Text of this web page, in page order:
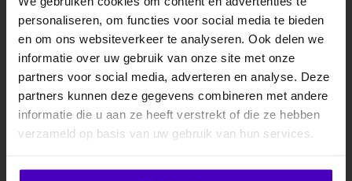
personaliseren, om functies voor social media te bieden
en om ons websiteverkeer te analyseren. Ook delen we
informatie over uw gebruik van onze site met onze
partners voor social media, adverteren en analyse. Deze
partners kunnen deze gegevens combineren met andere
informatie die u aan ze heeft verstrekt of die ze hebben
verzameld op basis van uw gebruik van hun services.
bij tot een effectief herstel van de spieren bij zware inspanning. Het
heeft een zuiverend effect op het lichaam waardoor toxines sneller
afgevoerd worden en zuurstof probleemloos naar de spieren
getransporteerd wordt waardoor spiervermoeidheid uitgesteld
wordt.
MELD JE AAN VOOR
10% KORTING
.